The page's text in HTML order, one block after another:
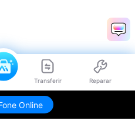
Transferir Reparar
Online